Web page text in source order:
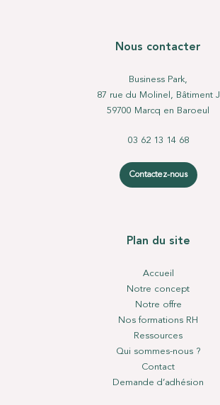
Nous contacter
Business Park,
87 rue du Molinel, Bâtiment J
59700 Marcq en Baroeul
03 62 13 14 68
Contactez-nous
Plan du site
Accueil
Notre concept
Notre offre
Nos formations RH
Ressources
Qui sommes-nous ?
Contact
Demande d’adhésion